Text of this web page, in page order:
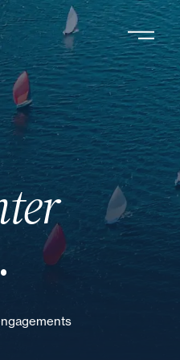
professionnel ....